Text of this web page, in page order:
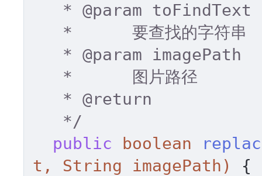
   *
@param toFindText
   *
@param imagePath
   *
@return
   */
public
boolean
t, String imagePath)
{